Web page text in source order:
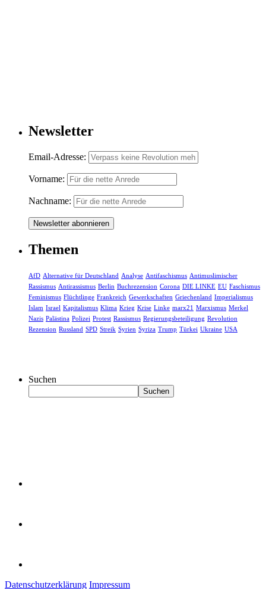
Newsletter
Email-Adresse:
Vorname:
Nachname:
Themen
AfD Alternative für Deutschland Analyse Antifaschismus Antimuslimischer
Rassismus Antirassismus Berlin Buchrezension Corona DIE LINKE EU Faschismus
Feminismus Flüchtlinge Frankreich Gewerkschaften Griechenland Imperialismus
Islam Israel Kapitalismus Klima Krieg Krise Linke marx21 Marxismus Merkel
Nazis Palästina Polizei Protest Rassismus Regierungsbeteiligung Revolution
Rezension Russland SPD Streik Syrien Syriza Trump Türkei Ukraine USA
Suchen
Suchen
Datenschutzerklärung Impressum